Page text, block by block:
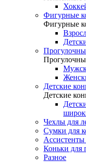
Фигурные
Фигурные
Детские
Детские
Чехлы для
Сумки для
Коньки для
Разное